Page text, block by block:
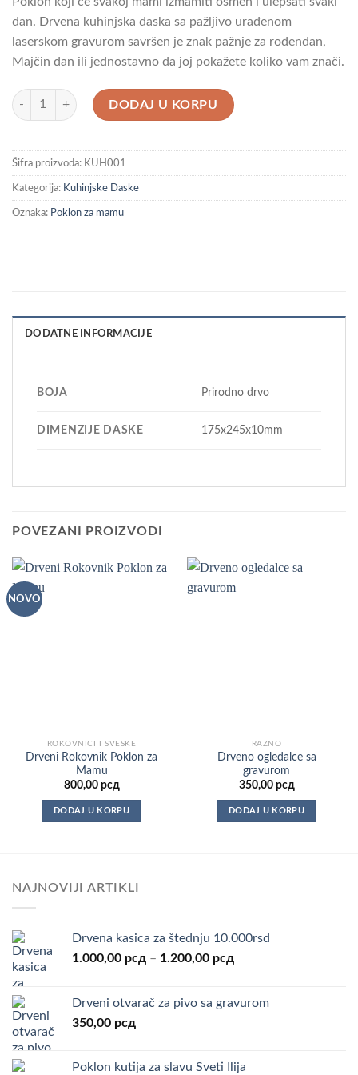
dan. Drvena kuhinjska daska sa pažljivo urađenom
laserskom gravurom savršen je znak pažnje za rođendan,
Majčin dan ili jednostavno da joj pokažete koliko vam znači.
Drvena Kuhinjska Daska Poklon za Mamu količina
DODAJ U KORPU
Šifra proizvoda: KUH001
Kategorija: Kuhinjske Daske
Oznaka: Poklon za mamu
DODATNE INFORMACIJE
BOJA Prirodno drvo
DIMENZIJE DASKE 175x245x10mm
POVEZANI PROIZVODI
NOVO
ROKOVNICI I SVESKE
Drveni Rokovnik Poklon za
Mamu
800,00 рсд
DODAJ U KORPU
RAZNO
Drveno ogledalce sa
gravurom
350,00 рсд
DODAJ U KORPU
NAJNOVIJI ARTIKLI
Drvena kasica za štednju 10.000rsd
1.000,00 рсд – 1.200,00 рсд
1.000,00 рсд
Drveni otvarač za pivo sa gravurom
350,00 рсд
Poklon kutija za slavu Sveti Ilija